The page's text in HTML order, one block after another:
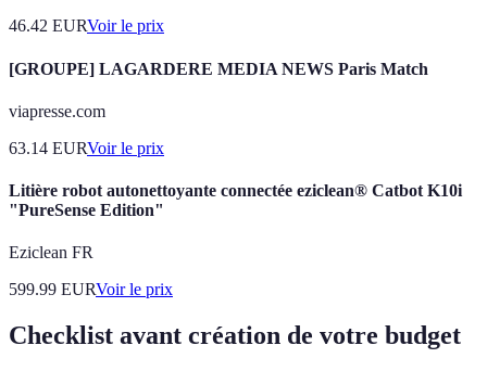
46.42 EURVoir le prix
[GROUPE] LAGARDERE MEDIA NEWS Paris Match
viapresse.com
63.14 EURVoir le prix
Litière robot autonettoyante connectée eziclean® Catbot K10i
"PureSense Edition"
Eziclean FR
599.99 EURVoir le prix
Checklist avant création de votre budget